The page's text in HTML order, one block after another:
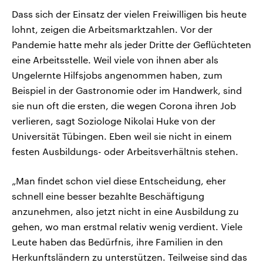
Dass sich der Einsatz der vielen Freiwilligen bis heute
lohnt, zeigen die Arbeitsmarktzahlen. Vor der
Pandemie hatte mehr als jeder Dritte der Geflüchteten
eine Arbeitsstelle. Weil viele von ihnen aber als
Ungelernte Hilfsjobs angenommen haben, zum
Beispiel in der Gastronomie oder im Handwerk, sind
sie nun oft die ersten, die wegen Corona ihren Job
verlieren, sagt Soziologe Nikolai Huke von der
Universität Tübingen. Eben weil sie nicht in einem
festen Ausbildungs- oder Arbeitsverhältnis stehen.
„Man findet schon viel diese Entscheidung, eher
schnell eine besser bezahlte Beschäftigung
anzunehmen, also jetzt nicht in eine Ausbildung zu
gehen, wo man erstmal relativ wenig verdient. Viele
Leute haben das Bedürfnis, ihre Familien in den
Herkunftsländern zu unterstützen. Teilweise sind das